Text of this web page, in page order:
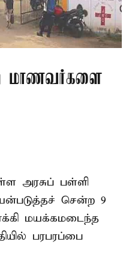
மாணவர்களை
அரசுப் பள்ளி
சென்ற 9
மயக்கமடைந்த
பரபரப்பை